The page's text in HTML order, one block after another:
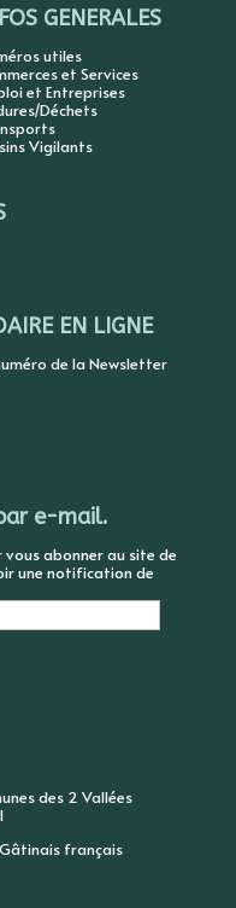
GENERALES
utiles
et Services
et Entreprises
Déchets
Vigilants
EN LIGNE
de la Newsletter
e-mail.
abonner au site de
une notification de
des 2 Vallées
français